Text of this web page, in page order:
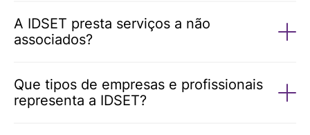
A IDSET presta serviços a não
associados?
Que tipos de empresas e profissionais
representa a IDSET?